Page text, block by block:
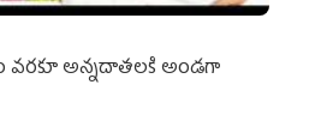
వరకూ అన్నదాతలకి అండగా